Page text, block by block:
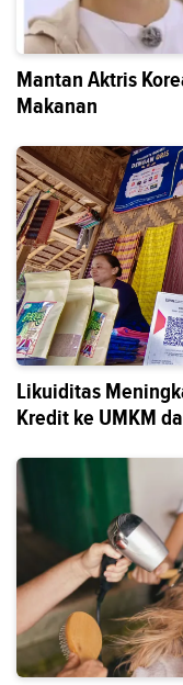
Mantan Aktris
Makanan
Likuiditas
Kredit ke UMKM